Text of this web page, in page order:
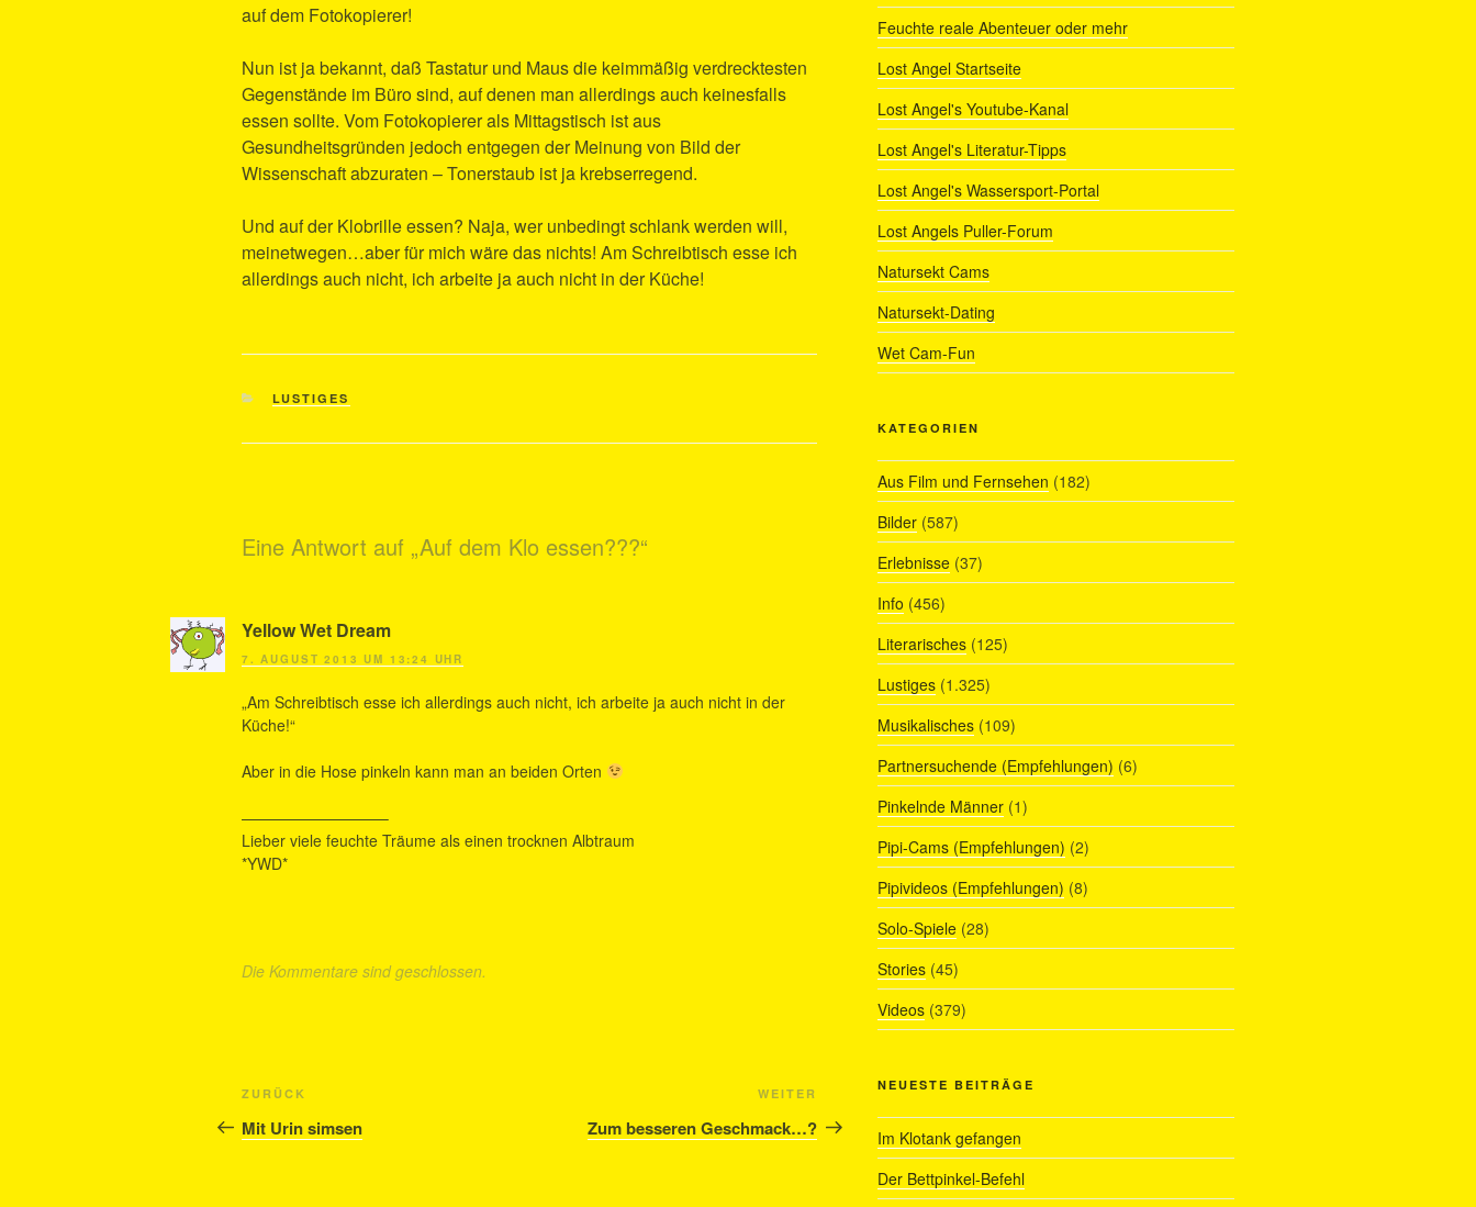
auf dem Fotokopierer!
Nun ist ja bekannt, daß Tastatur und Maus die keimmäßig verdrecktesten
Gegenstände im Büro sind, auf denen man allerdings auch keinesfalls
essen sollte. Vom Fotokopierer als Mittagstisch ist aus
Gesundheitsgründen jedoch entgegen der Meinung von Bild der
Wissenschaft abzuraten – Tonerstaub ist ja krebserregend.
Und auf der Klobrille essen? Naja, wer unbedingt schlank werden will,
meinetwegen…aber für mich wäre das nichts! Am Schreibtisch esse ich
allerdings auch nicht, ich arbeite ja auch nicht in der Küche!
KATEGORIEN
LUSTIGES
Eine Antwort auf „Auf dem Klo essen???“
Yellow Wet Dream
7. AUGUST 2013 UM 13:24 UHR
„Am Schreibtisch esse ich allerdings auch nicht, ich arbeite ja auch nicht in der
Küche!“
Aber in die Hose pinkeln kann man an beiden Orten
—————————–
Lieber viele feuchte Träume als einen trocknen Albtraum
*YWD*
Die Kommentare sind geschlossen.
Beitragsnavigation
Vorheriger
Beitrag
ZURÜCK
Mit Urin simsen
Nächster
Beitrag
WEITER
Zum besseren Geschmack…?
Feuchte reale Abenteuer oder mehr
Lost Angel Startseite
Lost Angel's Youtube-Kanal
Lost Angel's Literatur-Tipps
Lost Angel's Wassersport-Portal
Lost Angels Puller-Forum
Natursekt Cams
Natursekt-Dating
Wet Cam-Fun
KATEGORIEN
Aus Film und Fernsehen (182)
Bilder(587)
Erlebnisse(37)
Info (456)
Literarisches(125)
Lustiges(1.325)
Musikalisches(109)
Partnersuchende (Empfehlungen) (6)
Pinkelnde Männer(1)
Pipi-Cams (Empfehlungen) (2)
Pipivideos (Empfehlungen) (8)
Solo-Spiele(28)
Stories(45)
Videos(379)
NEUESTE BEITRÄGE
Im Klotank gefangen
Der Bettpinkel-Befehl